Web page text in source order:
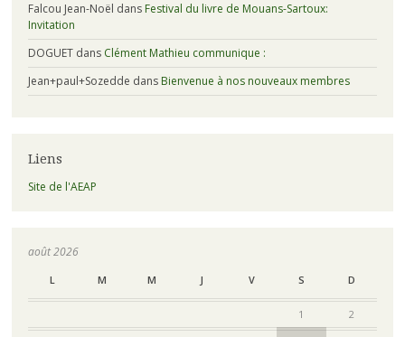
Falcou Jean-Noël dans Festival du livre de Mouans-Sartoux:
Invitation
DOGUETdans Clément Mathieu communique :
Jean+paul+Sozedde dans Bienvenue à nos nouveaux membres
Liens
Site de l'AEAP
août 2026
L M M J V S D
1 2